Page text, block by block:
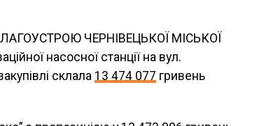
ЧЕРНІВЕЦЬКОЇ МІСЬКОЇ
насосної станції на вул.
склала 13 474 077 гривень